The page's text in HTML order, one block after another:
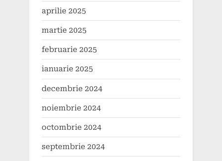
aprilie 2025
martie 2025
februarie 2025
ianuarie 2025
decembrie 2024
noiembrie 2024
octombrie 2024
septembrie 2024